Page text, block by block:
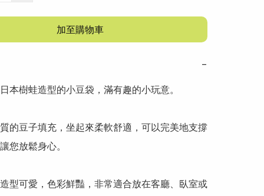
加至購物車
−
本樹蛙造型的小豆袋，滿有趣的小玩意。
的豆子填充，坐起來柔軟舒適，可以完美地支撐
您放鬆身心。
型可愛，色彩鮮豔，非常適合放在客廳、臥室或